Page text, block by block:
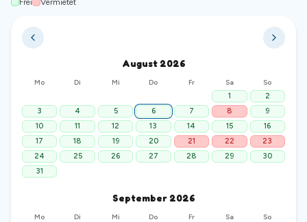
Frei Vermietet
August 2026
Mo Di Mi Do Fr Sa
So
1
2
3
4 5 6 7 8
9
10
11 12 13 14 15
16
17
18 19 20 21 22
23
24
25 26 27 28 29
30
31
September 2026
Mo Di Mi Do Fr Sa
So